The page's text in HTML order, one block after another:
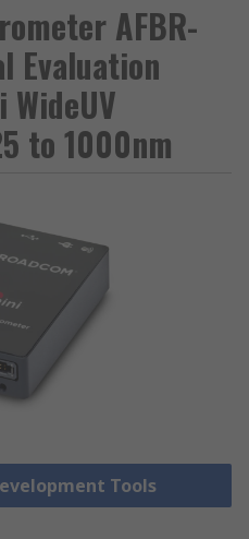
AFBR-
Evaluation
to 1000nm
Tools